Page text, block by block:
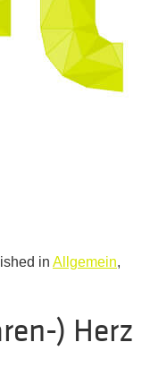
in Allgemein,
) Herz